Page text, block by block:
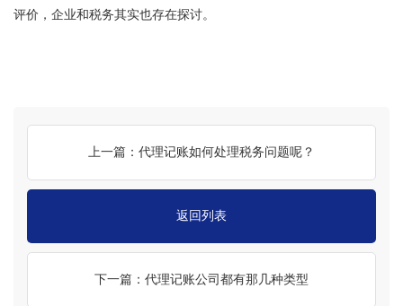
评价，企业和税务其实也存在探讨。
上一篇：代理记账如何处理税务问题呢？
返回列表
下一篇：代理记账公司都有那几种类型